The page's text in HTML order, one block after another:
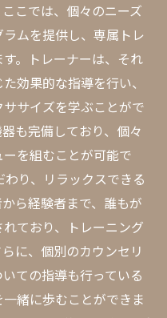
こでは、個々のニーズ
ムを提供し、専属トレ
。トレーナーは、それ
効果的な指導を行い、
サイズを学ぶことがで
も完備しており、個々
を組むことが可能で
り、リラックスできる
ら経験者まで、誰もが
ており、トレーニング
に、個別のカウンセリ
ての指導も行っている
緒に歩むことができま